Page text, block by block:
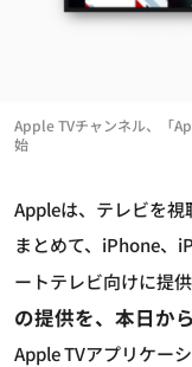
Apple TVチャンネル、「
始
Appleは、テレビを
まとめて、iPhone、
ートテレビ向けに提
の提供を、本日か
Apple TVアプリケー